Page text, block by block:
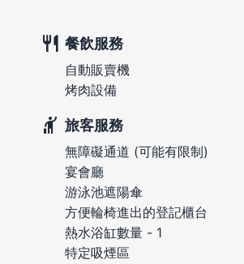
餐飲服務
自動販賣機
烤肉設備
旅客服務
無障礙通道 (可能有限制)
宴會廳
游泳池遮陽傘
方便輪椅進出的登記櫃台
熱水浴缸數量 - 1
特定吸煙區